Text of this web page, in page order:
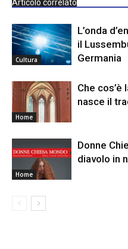
Articolo correlato
Cultura
L’onda
il
Germania
Home
Che
nasce il
Home
Donne
diavolo in